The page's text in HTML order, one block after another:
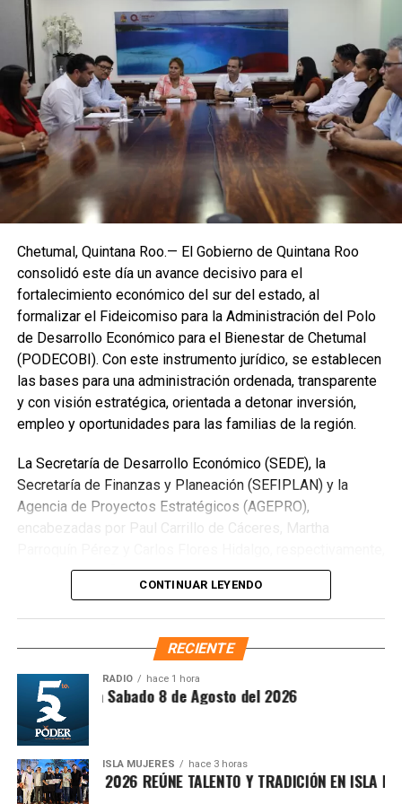
Miguel Torruco Garza explicó que el proyecto responde al
pilar de la Estrategia Nacional de Seguridad que busca
atender las causas antes de que el delito ocurra. Señaló
que el Gobierno de México identificó municipios
prioritarios como territorios de construcción de paz, donde
se impulsarán acciones enfocadas en juventudes
profesional en salud mental. En este marco, se contempla
la construcción de 100 Centros Comunitarios en el país.
El subsecretario adelantó que la obra en Playa del Carmen
podría concluir en aproximadamente 90 días. El centro
contará con gimnasio de boxeo, trotapista, cancha techada
para voleibol, básquetbol y fútbol, además de espacios
para expresiones artísticas y áreas de orientación
psicológica.
La presidenta municipal Estefanía Mercado informó que el
centro tendrá capacidad para atender a más de mil
ampliando las oportunidades de desarrollo comunitario.
Chetumal, Quintana Roo.— El Gobierno de Quintana Roo
consolidó este día un avance decisivo para el
fortalecimiento económico del sur del estado, al
formalizar el Fideicomiso para la Administración del Polo
de Desarrollo Económico para el Bienestar de Chetumal
(PODECOBI). Con este instrumento jurídico, se establecen
las bases para una administración ordenada, transparente
y con visión estratégica, orientada a detonar inversión,
empleo y oportunidades para las familias de la región.
La Secretaría de Desarrollo Económico (SEDE), la
Secretaría de Finanzas y Planeación (SEFIPLAN) y la
Agencia de Proyectos Estratégicos (AGEPRO),
encabezadas por Paul Carrillo de Cáceres, Martha
concretaron la firma del convenio con Banco Bancrea, S.A.,
que permitirá operar el fideicomiso y garantizar certeza
institucional en el desarrollo del PODECOBI Chetumal.
CONTINUAR LEYENDO
RECIENTE
RADIO hace 1 hora
Matutina Sabado 8 de Agosto del 2026
ISLA MUJERES hace 3 horas
ISLEÑO 2026 REÚNE TALENTO Y TRADICIÓN EN ISLA